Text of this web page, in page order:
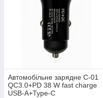
Автомобільне зарядне C-01
QC3.0+PD 38 W fast charge
USB-A+Type-C